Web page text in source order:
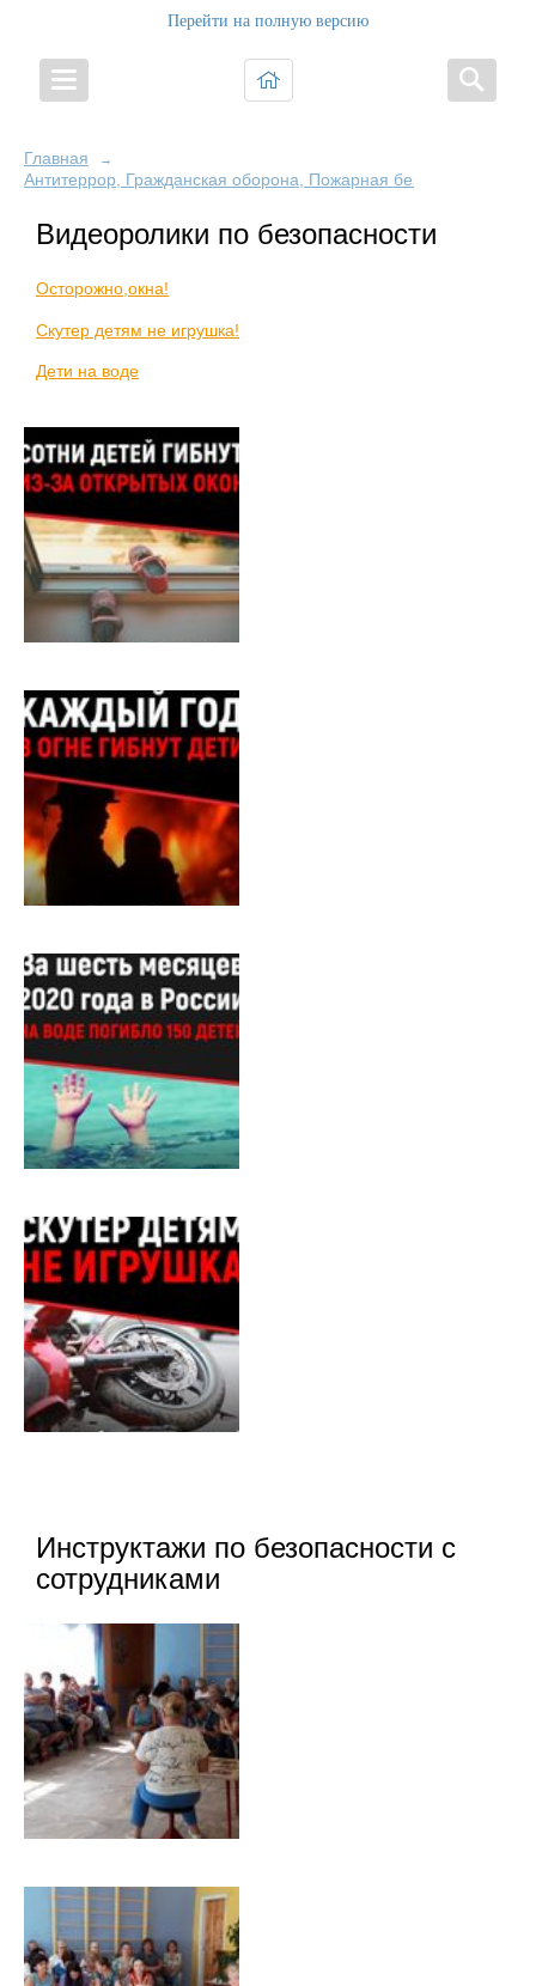
Перейти на полную версию
Главная →
Антитеррор, Гражданская оборона, Пожарная безопасность и
Видеоролики по безопасности
Осторожно,окна!
Скутер детям не игрушка!
Дети на воде
Инструктажи по безопасности с
сотрудниками